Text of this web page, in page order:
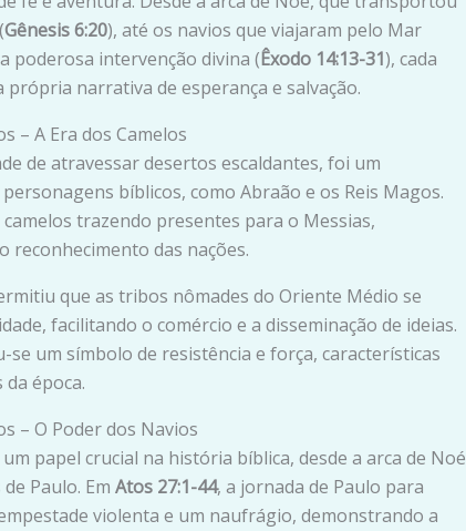
Gênesis 6:20), até os navios que viajaram pelo Mar
poderosa intervenção divina (Êxodo 14:13-31), cada
narrativa de esperança e salvação.
– A Era dos Camelos
de atravessar desertos escaldantes, foi um
bíblicos, como Abraão e os Reis Magos.
trazendo presentes para o Messias,
reconhecimento das nações.
que as tribos nômades do Oriente Médio se
facilitando o comércio e a disseminação de ideias.
um símbolo de resistência e força, características
época.
– O Poder dos Navios
papel crucial na história bíblica, desde a arca de Noé
Paulo. Em Atos 27:1-44, a jornada de Paulo para
violenta e um naufrágio, demonstrando a